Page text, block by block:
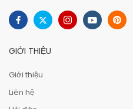
GIỚI THIỆU
Giới thiệu
Liên hệ